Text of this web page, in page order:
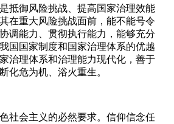
御风险挑战、提高国家治理效能
在重大风险挑战面前，能不能号令
调能力、贯彻执行能力，能够充分
国国家制度和国家治理体系的优越
治理体系和治理能力现代化，善于
化危为机、浴火重生。
会主义的必然要求。信仰信念任